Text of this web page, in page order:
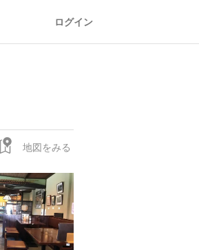
ログイン
地図をみる